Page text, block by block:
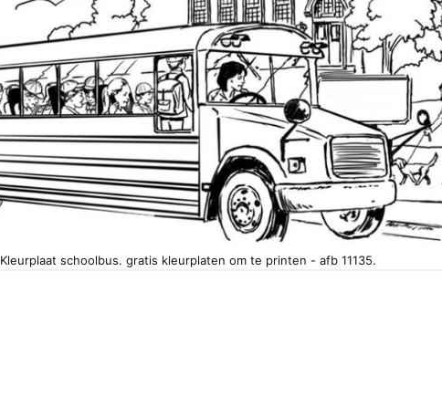
Kleurplaat schoolbus. gratis kleurplaten om te printen - afb 11135.